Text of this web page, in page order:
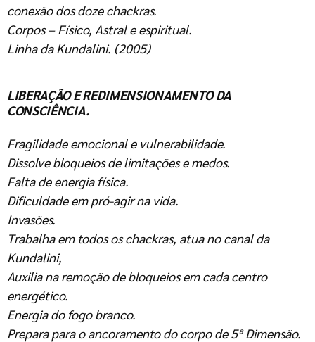
conexão dos doze chackras.
Corpos – Físico, Astral e espiritual.
Linha da Kundalini. (2005)
LIBERAÇÃO E REDIMENSIONAMENTO DA
CONSCIÊNCIA.
Fragilidade emocional e vulnerabilidade.
Dissolve bloqueios de limitações e medos.
Falta de energia física.
Dificuldade em pró-agir na vida.
Invasões.
Trabalha em todos os chackras, atua no canal da
Kundalini,
Auxilia na remoção de bloqueios em cada centro
energético.
Energia do fogo branco.
Prepara para o ancoramento do corpo de 5ª Dimensão.